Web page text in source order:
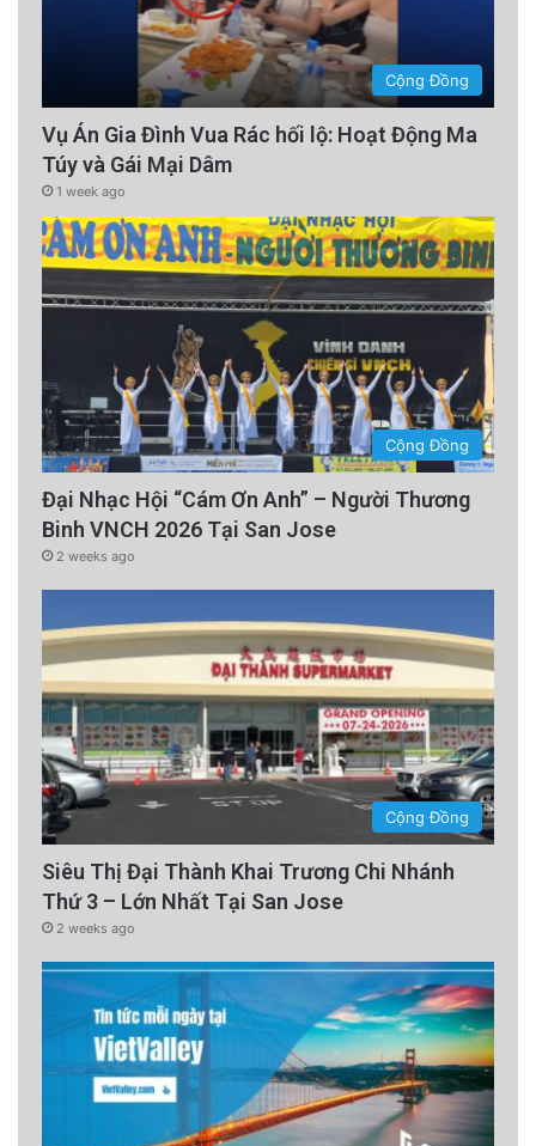
Cộng Đồng
Vụ Án Gia Đình Vua Rác hối lộ: Hoạt Động Ma
Túy và Gái Mại Dâm
1 week ago
Cộng Đồng
Đại Nhạc Hội “Cám Ơn Anh” – Người Thương
Binh VNCH 2026 Tại San Jose
2 weeks ago
Cộng Đồng
Siêu Thị Đại Thành Khai Trương Chi Nhánh
Thứ 3 – Lớn Nhất Tại San Jose
2 weeks ago